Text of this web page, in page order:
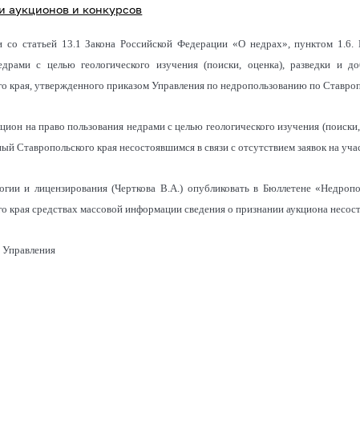
аукционов и конкурсов
со статьей 13.1 Закона Российской Федерации «О недрах», пунктом
с целью геологического изучения (поиски, оценка), разведки и
края, утвержденного приказом Управления по недропользованию по
на право пользования недрами с целью геологического изучения
Ставропольского края несостоявшимся в связи с отсутствием заявок на
и лицензирования (Черткова В.А.) опубликовать в Бюллетене
края средствах массовой информации сведения о признании аукциона
Управления